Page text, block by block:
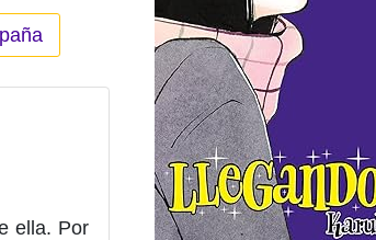
ella. Por